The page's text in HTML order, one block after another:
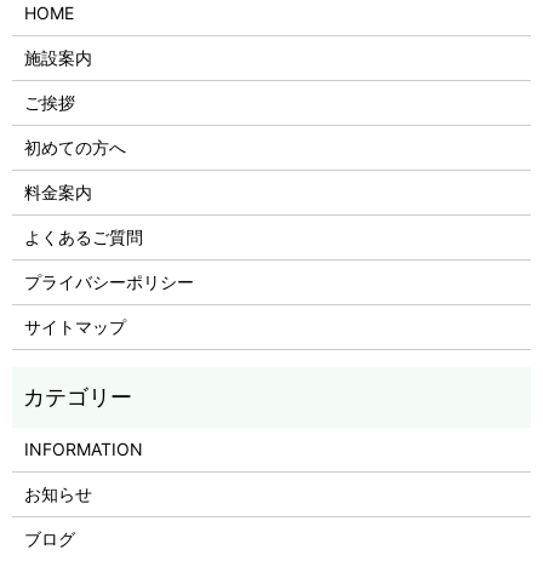
HOME
施設案内
ご挨拶
初めての方へ
料金案内
よくあるご質問
プライバシーポリシー
サイトマップ
INFORMATION
お知らせ
ブログ